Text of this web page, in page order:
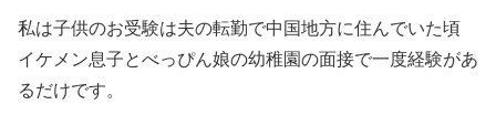
私は子供のお受験は夫の転勤で中国地方に住んでいた頃
イケメン息子とべっぴん娘の幼稚園の面接で一度経験があ
るだけです。